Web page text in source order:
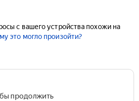
с вашего устройства похожи на
это могло произойти?
продолжить